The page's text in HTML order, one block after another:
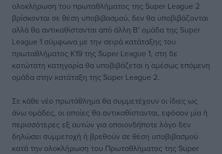
ολοκλήρωση του πρωταθλήματος της Super League 2
βρίσκονται σε θέση υποβιβασμού, δεν θα υποβιβάζονται
αλλά θα αντικαθίστανται από άλλη Β’ ομάδα της Super
League 1 σύμφωνα με την σειρά κατάταξης του
πρωταθλήματος Κ19 της Super League 1, στη δε
κατώτατη κατηγορία θα υποβιβάζεται η αμέσως επόμενη
ομάδα στην κατάταξη της Super League 2.
Σε κάθε νέο πρωτάθλημα θα συμμετέχουν οι ίδιες ως
άνω ομάδες, οι οποίες θα αντικαθίστανται, εφόσον μία ή
περισσότερες εξ αυτών για οποιονδήποτε λόγο δεν
δηλώσει συμμετοχή ή βρεθούν σε θέση υποβιβασμού
κατά την ολοκλήρωση του Πρωταθλήματος της Super